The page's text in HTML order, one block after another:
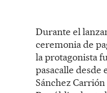
Durante el
ceremonia de
la protagonista
pasacalle desde
Sánchez